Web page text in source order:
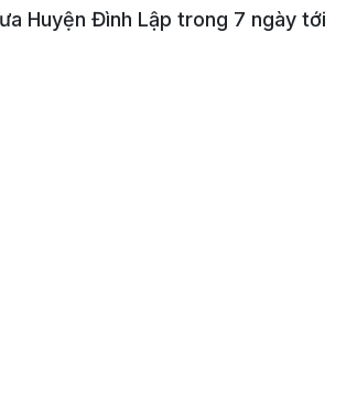
Huyện Đình Lập trong 7 ngày tới